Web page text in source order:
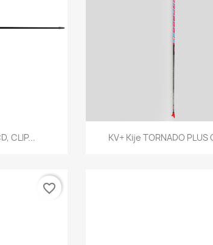
CLIP... Szybki
KV+ Kije TORNADO PLUS
favorite_border